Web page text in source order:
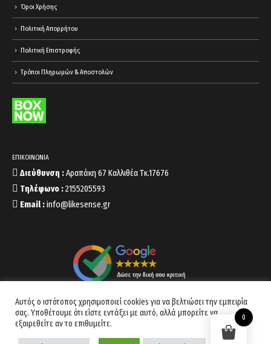
Όροι Χρήσης
Πολιτική Απορρήτου
Πολιτική Επιστροφής
Τρόποι Πληρωμών & Αποστολών
ΕΠΙΚΟΙΝΩΝΙΑ
Διεύθυνση :Αραπάκη 67 Καλλιθέα Τκ.17676
Τηλέφωνο :2155205593
Email :info@likesense.gr
Copyright 2022 © likesense.gr Developed byCodnext Software
Αυτός ο ιστότοπος χρησιμοποιεί cookies για να βελτιώσει την εμπειρία
σας. Υποθέτουμε ότι είστε εντάξει με αυτό, αλλά μπορείτε να
εξαιρεθείτε αν το επιθυμείτε.
0